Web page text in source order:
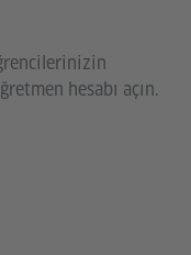
hesabı açın.